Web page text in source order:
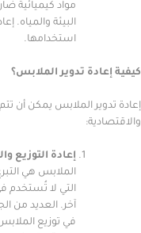
مواد كيميائية ضارة مثل
البيئة والمياه. إعادة
استخدامها.
تدوير الملابس؟
الملابس يمكن أن تتم بطرق
إعادة التوزيع والتبرع:
الملابس هي التبرع بها أو
التي لا تُستخدم في
آخر. العديد من الجمعيات
في توزيع الملابس